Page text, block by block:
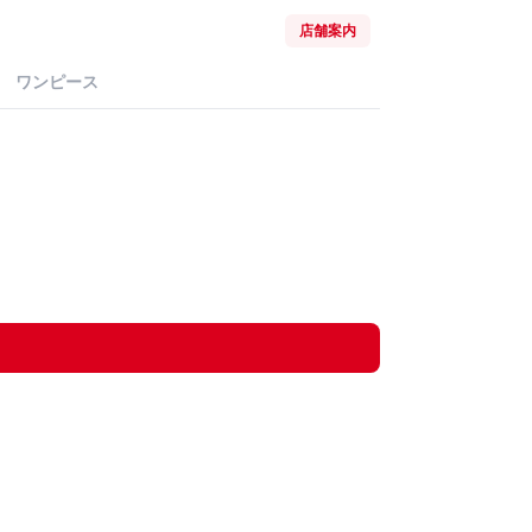
店舗案内
ワンピース